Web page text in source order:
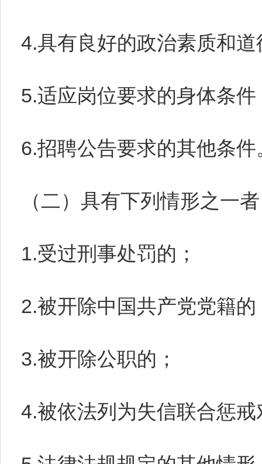
4.具有良好的政治素质和
5.适应岗位要求的身体条件
6.招聘公告要求的其他条件
（二）具有下列情形之一
1.受过刑事处罚的；
2.被开除中国共产党党籍的
3.被开除公职的；
4.被依法列为失信联合惩